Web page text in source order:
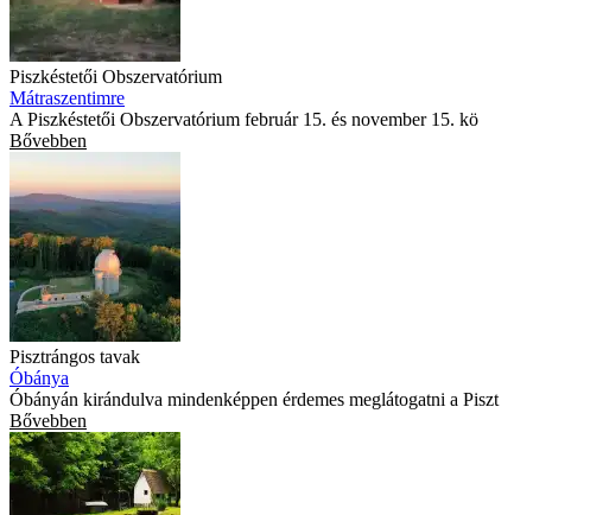
Piszkéstetői Obszervatórium
Mátraszentimre
A Piszkéstetői Obszervatórium február 15. és november 15. kö
Bővebben
Pisztrángos tavak
Óbánya
Óbányán kirándulva mindenképpen érdemes meglátogatni a Piszt
Bővebben